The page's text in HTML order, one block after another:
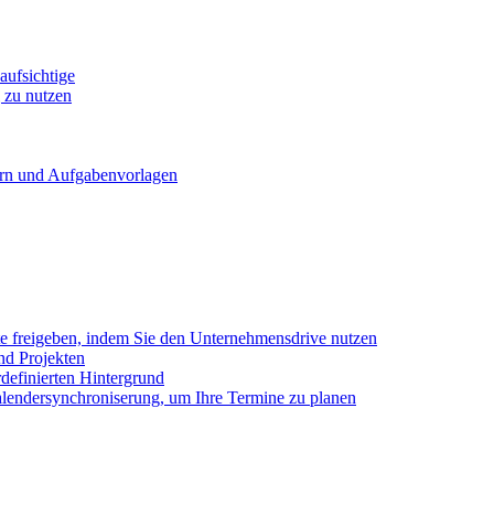
nutzen
und Aufgabenvorlagen
indem Sie den Unternehmensdrive nutzen
Projekten
Hintergrund
um Ihre Termine zu planen